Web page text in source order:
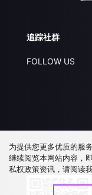
追踪社群
FOLLOW US
下载 APP
为提供您更多优质的服
继续阅览本网站内容，
私权政策资讯，请阅读